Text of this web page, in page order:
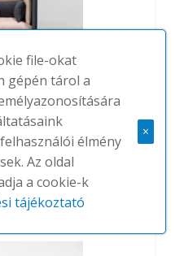
NINCS
file-okat
gépén tárol a
élmény
Az oldal
a cookie-k
tájékoztató
×